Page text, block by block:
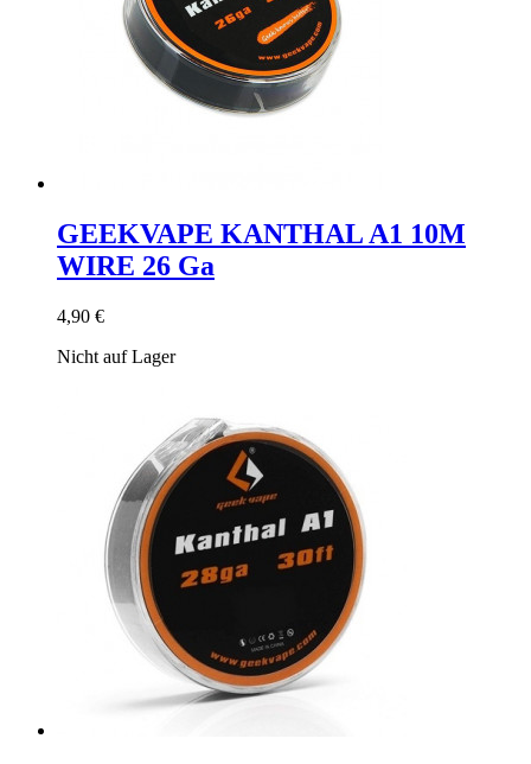
GEEKVAPE KANTHAL A1 10M
WIRE 26 Ga
4,90 €
Nicht auf Lager